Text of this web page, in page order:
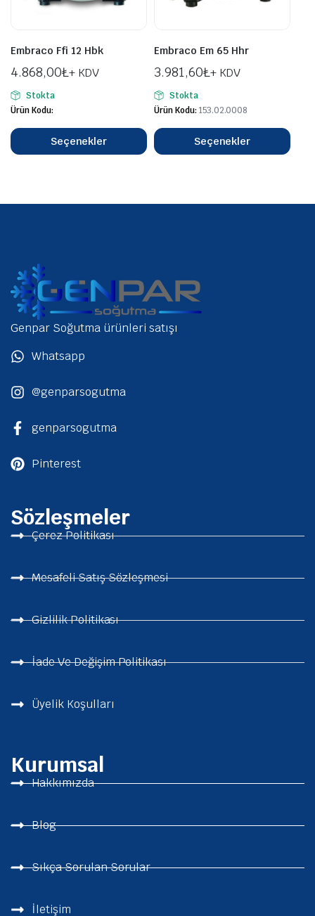
Embraco Ffi 12 Hbk
4.868,00₺+ KDV
Stokta
Ürün Kodu:
Seçenekler
Embraco Em 65 Hhr
3.981,60₺+ KDV
Stokta
Ürün Kodu: 153.02.0008
Seçenekler
Genpar Soğutma ürünleri satışı
Whatsapp
@genparsogutma
genparsogutma
Pinterest
Sözleşmeler
Çerez Politikası
Mesafeli Satış Sözleşmesi
Gizlilik Politikası
İade Ve Değişim Politikası
Üyelik Koşulları
Kurumsal
Hakkımızda
Blog
Sıkça Sorulan Sorular
İletişim